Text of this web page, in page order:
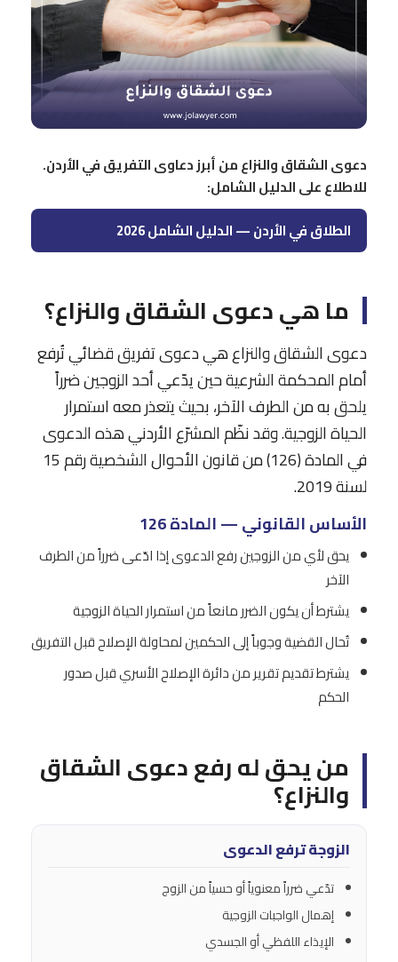
دعوى الشقاق والنزاع من أبرز دعاوى التفريق في الأردن.
للاطلاع على الدليل الشامل:
الطلاق في الأردن — الدليل الشامل 2026
ما هي دعوى الشقاق والنزاع؟
دعوى الشقاق والنزاع هي دعوى تفريق قضائي تُرفع
أمام المحكمة الشرعية حين يدّعي أحد الزوجين ضرراً
يلحق به من الطرف الآخر، بحيث يتعذر معه استمرار
الحياة الزوجية. وقد نظّم المشرّع الأردني هذه الدعوى
في المادة (126) من قانون الأحوال الشخصية رقم 15
لسنة 2019.
الأساس القانوني — المادة 126
يحق لأي من الزوجين رفع الدعوى إذا ادّعى ضرراً من الطرف
الآخر
يشترط أن يكون الضرر مانعاً من استمرار الحياة الزوجية
تُحال القضية وجوباً إلى الحكمين لمحاولة الإصلاح قبل التفريق
يشترط تقديم تقرير من دائرة الإصلاح الأسري قبل صدور
الحكم
من يحق له رفع دعوى الشقاق
والنزاع؟
الزوجة ترفع الدعوى
تدّعي ضرراً معنوياً أو حسياً من الزوج
إهمال الواجبات الزوجية
الإيذاء اللفظي أو الجسدي